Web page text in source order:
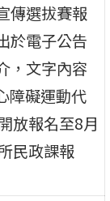
傳選拔賽報
於電子公告
，文字內容
障礙運動代
放報名至8月
民政課報